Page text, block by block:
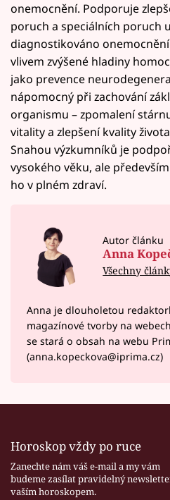
onemocnění. Podporuje
poruch a speciálních poruch
diagnostikováno
vlivem zvýšené hladiny
jako prevence
nápomocný při zachování
organismu – zpomalení
vitality a zlepšení kvality
Snahou výzkumníků je
vysokého věku, ale
ho v plném zdraví.
Autor článku
Anna
Všechny
Anna je dlouholetou
magazínové tvorby na
se stará o obsah na webu
(anna.kopeckova@iprima.cz)
Horoskop vždy po ruce
Zanechte nám váš e-mail a my vám
budeme zasílat pravidelný
vaším horoskopem.